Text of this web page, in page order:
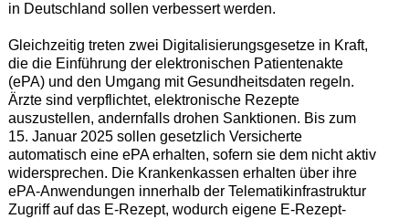
in Deutschland sollen verbessert werden.
Gleichzeitig treten zwei Digitalisierungsgesetze in Kraft,
die die Einführung der elektronischen Patientenakte
(ePA) und den Umgang mit Gesundheitsdaten regeln.
Ärzte sind verpflichtet, elektronische Rezepte
auszustellen, andernfalls drohen Sanktionen. Bis zum
15. Januar 2025 sollen gesetzlich Versicherte
automatisch eine ePA erhalten, sofern sie dem nicht aktiv
widersprechen. Die Krankenkassen erhalten über ihre
ePA-Anwendungen innerhalb der Telematikinfrastruktur
Zugriff auf das E-Rezept, wodurch eigene E-Rezept-